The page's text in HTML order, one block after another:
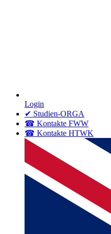
Login
✔ Studien-ORGA
☎ Kontakte FWW
☎ Kontakte HTWK